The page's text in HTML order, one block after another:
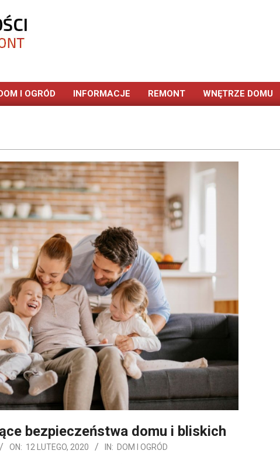
Primary
I OGRÓD INFORMACJE REMONT WNĘTRZE DOMU
bezpieczeństwa domu i bliskich
ON: 12 LUTEGO, 2020 IN: DOM I OGRÓD